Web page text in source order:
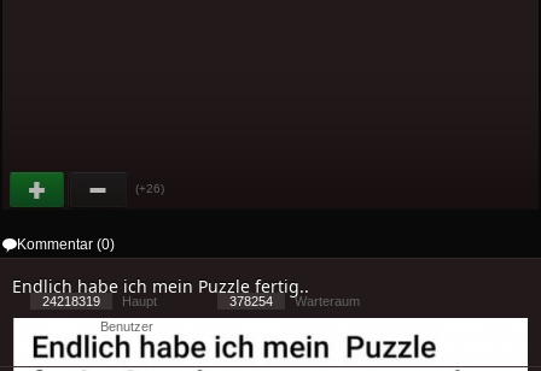
(+26)
Kommentar (0)
Endlich habe ich mein Puzzle fertig..
24218319 Haupt 378254
Warteraum
Benutzer